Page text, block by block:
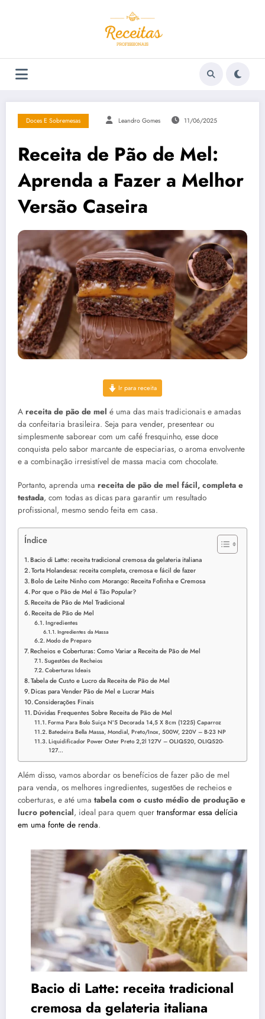
Doces E Sobremesas Leandro Gomes 11/06/2025
Receita de Pão de Mel:
Aprenda a Fazer a Melhor
Versão Caseira
Ir para receita
A receita de pão de mel é uma das mais tradicionais e amadas
da confeitaria brasileira. Seja para vender, presentear ou
simplesmente saborear com um café fresquinho, esse doce
conquista pelo sabor marcante de especiarias, o aroma envolvente
e a combinação irresistível de massa macia com chocolate.
Portanto, aprenda uma receita de pão de mel fácil, completa e
testada, com todas as dicas para garantir um resultado
profissional, mesmo sendo feita em casa.
Índice
Bacio di Latte: receita tradicional cremosa da gelateria italiana
Torta Holandesa: receita completa, cremosa e fácil de fazer
Bolo de Leite Ninho com Morango: Receita Fofinha e Cremosa
Por que o Pão de Mel é Tão Popular?
Receita de Pão de Mel Tradicional
Receita de Pão de Mel
Ingredientes
Ingredientes da Massa
Modo de Preparo
Recheios e Coberturas: Como Variar a Receita de Pão de Mel
Sugestões de Recheios
Coberturas Ideais
Tabela de Custo e Lucro da Receita de Pão de Mel
Dicas para Vender Pão de Mel e Lucrar Mais
Considerações Finais
Dúvidas Frequentes Sobre Receita de Pão de Mel
Forma Para Bolo Suiça Nº5 Decorada 14,5 X 8cm (1225) Caparroz
Batedeira Bella Massa, Mondial, Preto/Inox, 500W, 220V – B-23 NP
Liquidificador Power Oster Preto 2,2l 127V – OLIQ520, OLIQ520-
127…
Além disso, vamos abordar os benefícios de fazer pão de mel
para venda, os melhores ingredientes, sugestões de recheios e
coberturas, e até uma tabela com o custo médio de produção e
lucro potencial, ideal para quem quer transformar essa delícia
em uma fonte de renda.
Bacio di Latte: receita tradicional
cremosa da gelateria italiana